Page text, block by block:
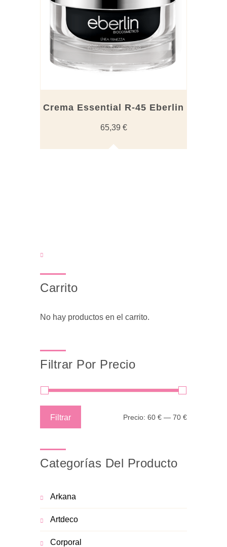
Crema Essential R-45 Eberlin
65,39 €
Carrito
No hay productos en el carrito.
Filtrar Por Precio
Filtrar Precio: 60 € — 70 €
Categorías Del Producto
Arkana
Artdeco
Corporal